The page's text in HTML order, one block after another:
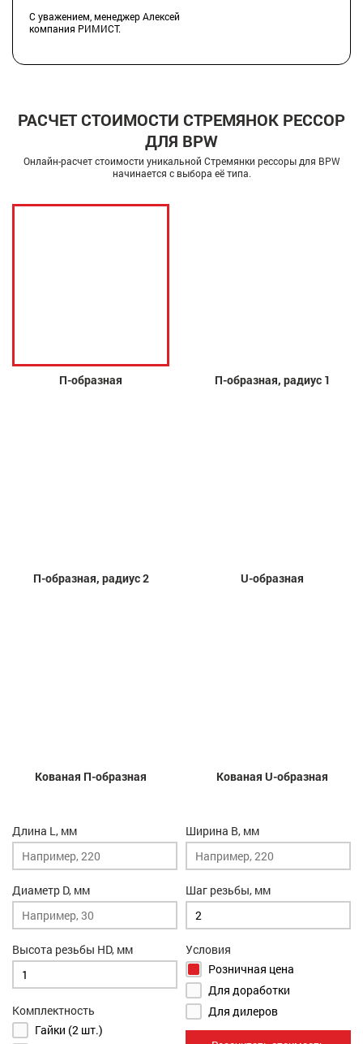
С уважением, менеджер Алексей
компания РИМИСТ.
РАСЧЕТ СТОИМОСТИ СТРЕМЯНОК РЕССОР
ДЛЯ BPW
Онлайн-расчет стоимости уникальной Стремянки рессоры для BPW
начинается с выбора её типа.
П-образная П-образная, радиус 1
П-образная, радиус 2 U-образная
Кованая П-образная Кованая U-образная
Длина L, мм
Диаметр D, мм
Ширина B, мм
Шаг резьбы, мм
Высота резьбы HD, мм
Комплектность
Гайки (2 шт.)
Условия
Розничная цена
Для доработки
Для дилеров